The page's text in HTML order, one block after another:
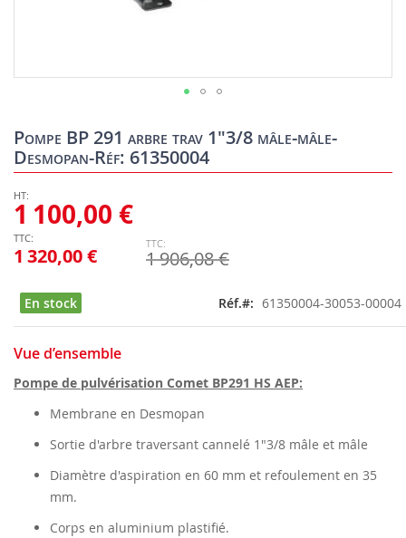
Pompe BP 291 arbre trav 1"3/8 mâle-mâle-
Desmopan-Réf: 61350004
1 320,00 €
1 100,00 €
1 906,08 €
En stock Réf. 61350004-30053-00004
Vue d’ensemble
Pompe de pulvérisation Comet BP291 HS AEP:
Membrane en Desmopan
Sortie d'arbre traversant cannelé 1"3/8 mâle et mâle
Diamètre d'aspiration en 60 mm et refoulement en 35
mm.
Corps en aluminium plastifié.
to
the
beginning
the
images
gallery